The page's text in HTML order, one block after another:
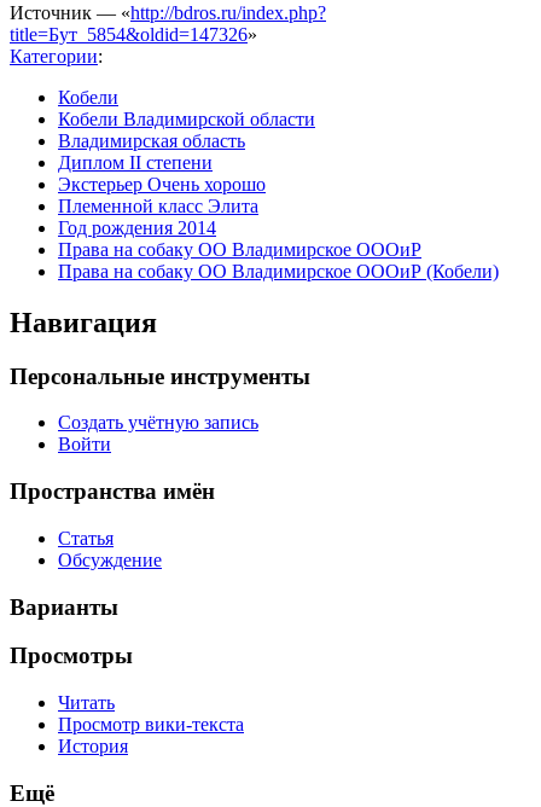
Источник — «http://bdros.ru/index.php?
title=Бут_5854&oldid=147326»
Категории:
Кобели
Кобели Владимирской области
Владимирская область
Диплом II степени
Экстерьер Очень хорошо
Племенной класс Элита
Год рождения 2014
Права на собаку ОО Владимирское ОООиР
Права на собаку ОО Владимирское ОООиР (Кобели)
Навигация
Персональные инструменты
Создать учётную запись
Войти
Пространства имён
Статья
Обсуждение
Варианты
Просмотры
Читать
Просмотр вики-текста
История
Ещё